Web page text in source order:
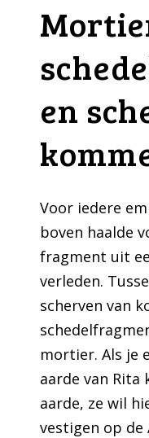
en
Voor iedere
boven haalde
fragment uit
verleden.
scherven van
mortier. Als je
aarde van
aarde, ze wil
vestigen op de